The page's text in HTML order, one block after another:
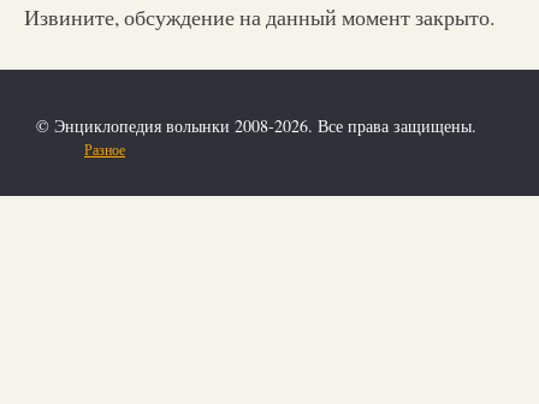
Извините, обсуждение на данный момент закрыто.
© Энциклопедия волынки 2008-2026. Все права защищены.
Разное